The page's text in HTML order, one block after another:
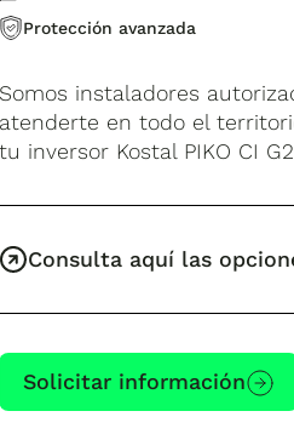
Protección avanzada
Somos instaladores
atenderte en todo el
tu inversor Kostal PIKO CI
Consulta aquí las
Solicitar información